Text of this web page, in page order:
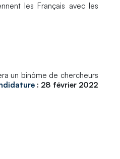
les Français avec les
un binôme de chercheurs
: 28 février 2022